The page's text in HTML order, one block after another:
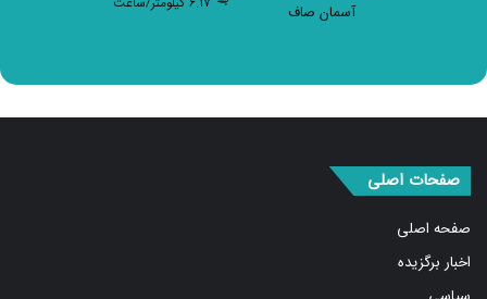
صفحه اصلی
اخبار برگزیده
سیاسی